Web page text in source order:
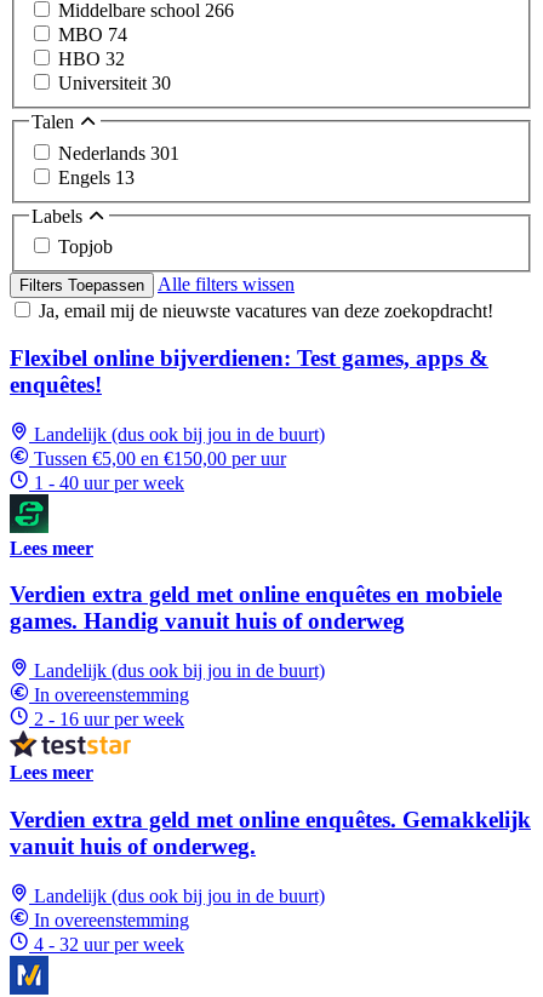
Middelbare school 266
MBO 74
HBO 32
Universiteit 30
Talen
Nederlands 301
Engels 13
Labels
Topjob
Filters Toepassen
Alle filters wissen
Ja, email mij de nieuwste vacatures van deze zoekopdracht!
Flexibel online bijverdienen: Test games, apps &
enquêtes!
Landelijk (dus ook bij jou in de buurt)
Tussen €5,00 en €150,00 per uur
1 - 40 uur per week
Lees meer
Verdien extra geld met online enquêtes en mobiele
games. Handig vanuit huis of onderweg
Landelijk (dus ook bij jou in de buurt)
In overeenstemming
2 - 16 uur per week
Lees meer
Verdien extra geld met online enquêtes. Gemakkelijk
vanuit huis of onderweg.
Landelijk (dus ook bij jou in de buurt)
In overeenstemming
4 - 32 uur per week